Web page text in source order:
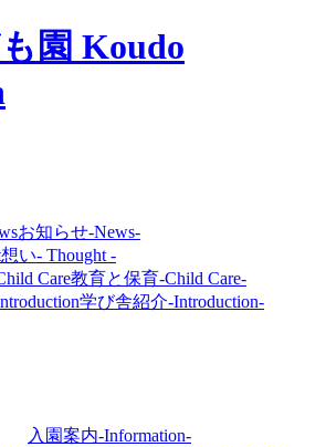
お知らせ-News-
想い- Thought -
教育と保育-Child Care-
学び舎紹介-Introduction-
入園案内-Information-